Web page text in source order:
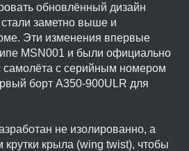
обновлённый дизайн
заметно выше и
Эти изменения впервые
MSN001 и были официально
самолёта с серийным номером
борт A350-900ULR для
не изолированно, а
крутки крыла (wing twist), чтобы